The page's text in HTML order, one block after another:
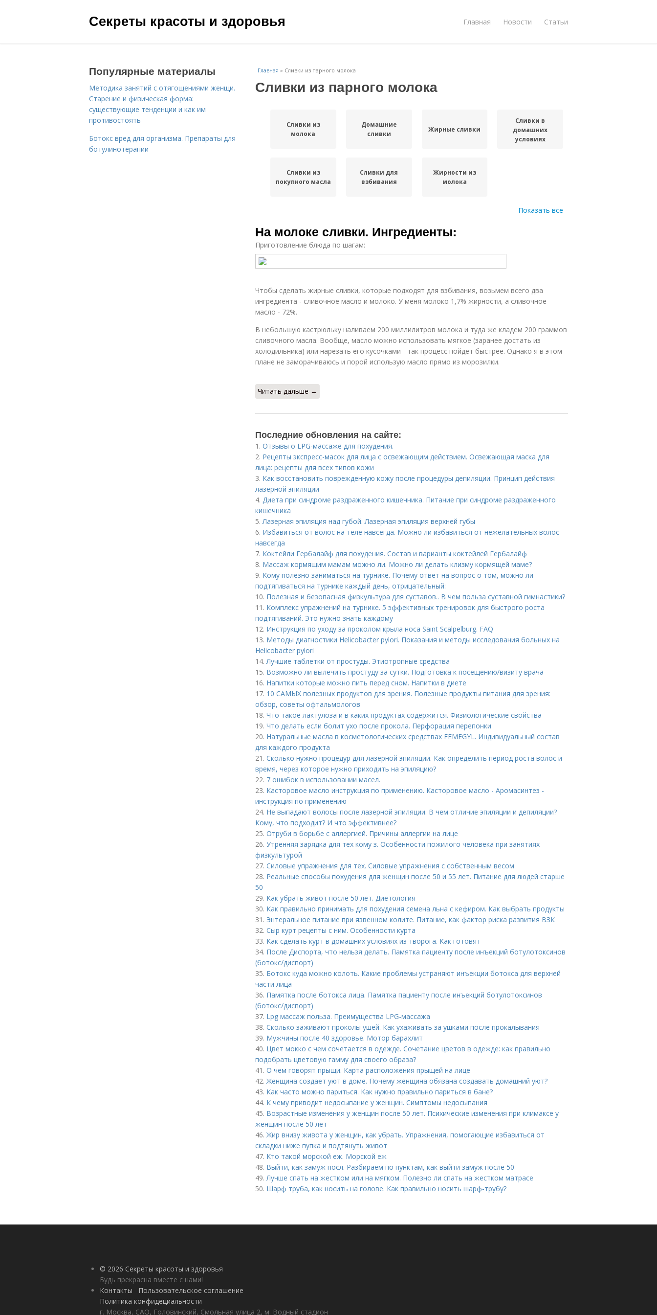
Секреты красоты и здоровья Главная Новости Статьи
Главная » Сливки из парного молока
Сливки из парного молока
Сливки из
молока
Домашние
сливки
Жирные сливки
Сливки в
домашних
условиях
Сливки из
покупного масла
Сливки для
взбивания
Жирности из
молока
Показать все
На молоке сливки. Ингредиенты:
Приготовление блюда по шагам:
Чтобы сделать жирные сливки, которые подходят для взбивания, возьмем всего два
ингредиента - сливочное масло и молоко. У меня молоко 1,7% жирности, а сливочное
масло - 72%.
В небольшую кастрюльку наливаем 200 миллилитров молока и туда же кладем 200 граммов
сливочного масла. Вообще, масло можно использовать мягкое (заранее достать из
холодильника) или нарезать его кусочками - так процесс пойдет быстрее. Однако я в этом
плане не заморачиваюсь и порой использую масло прямо из морозилки.
Читать дальше →
Последние обновления на сайте:
1. Отзывы о LPG-массаже для похудения.
2. Рецепты экспресс-масок для лица с освежающим действием. Освежающая маска для
лица: рецепты для всех типов кожи
3. Как восстановить поврежденную кожу после процедуры депиляции. Принцип действия
лазерной эпиляции
4. Диета при синдроме раздраженного кишечника. Питание при синдроме раздраженного
кишечника
5.Лазерная эпиляция над губой. Лазерная эпиляция верхней губы
6. Избавиться от волос на теле навсегда. Можно ли избавиться от нежелательных волос
навсегда
7. Коктейли Гербалайф для похудения. Состав и варианты коктейлей Гербалайф
8. Массаж кормящим мамам можно ли. Можно ли делать клизму кормящей маме?
9. Кому полезно заниматься на турнике. Почему ответ на вопрос о том, можно ли
подтягиваться на турнике каждый день, отрицательный:
10. Полезная и безопасная физкультура для суставов.. В чем польза суставной гимнастики?
11. Комплекс упражнений на турнике. 5 эффективных тренировок для быстрого роста
подтягиваний. Это нужно знать каждому
12. Инструкция по уходу за проколом крыла носа Saint Scalpelburg. FAQ
13. Методы диагностики Helicobacter pylori. Показания и методы исследования больных на
Helicobacter pylori
14.Лучшие таблетки от простуды. Этиотропные средства
15. Возможно ли вылечить простуду за сутки. Подготовка к посещению/визиту врача
16. Напитки которые можно пить перед сном. Напитки в диете
17. 10 САМЫХ полезных продуктов для зрения. Полезные продукты питания для зрения:
обзор, советы офтальмологов
18. Что такое лактулоза и в каких продуктах содержится. Физиологические свойства
19. Что делать если болит ухо после прокола. Перфорация перепонки
20. Натуральные масла в косметологических средствах FEMEGYL. Индивидуальный состав
для каждого продукта
21. Сколько нужно процедур для лазерной эпиляции. Как определить период роста волос и
время, через которое нужно приходить на эпиляцию?
22. 7 ошибок в использовании масел.
23. Касторовое масло инструкция по применению. Касторовое масло - Аромасинтез -
инструкция по применению
24. Не выпадают волосы после лазерной эпиляции. В чем отличие эпиляции и депиляции?
Кому, что подходит? И что эффективнее?
25. Отруби в борьбе с аллергией. Причины аллергии на лице
26. Утренняя зарядка для тех кому з. Особенности пожилого человека при занятиях
физкультурой
27. Силовые упражнения для тех. Силовые упражнения с собственным весом
28. Реальные способы похудения для женщин после 50 и 55 лет. Питание для людей старше
50
29. Как убрать живот после 50 лет. Диетология
30. Как правильно принимать для похудения семена льна с кефиром. Как выбрать продукты
31. Энтеральное питание при язвенном колите. Питание, как фактор риска развития ВЗК
32. Сыр курт рецепты с ним. Особенности курта
33. Как сделать курт в домашних условиях из творога. Как готовят
34. После Диспорта, что нельзя делать. Памятка пациенту после инъекций ботулотоксинов
(ботокс/диспорт)
35. Ботокс куда можно колоть. Какие проблемы устраняют инъекции ботокса для верхней
части лица
36. Памятка после ботокса лица. Памятка пациенту после инъекций ботулотоксинов
(ботокс/диспорт)
37. Lpg массаж польза. Преимущества LPG-массажа
38. Сколько заживают проколы ушей. Как ухаживать за ушками после прокалывания
39. Мужчины после 40 здоровье. Мотор барахлит
40. Цвет мокко с чем сочетается в одежде. Сочетание цветов в одежде: как правильно
подобрать цветовую гамму для своего образа?
41. О чем говорят прыщи. Карта расположения прыщей на лице
42.Женщина создает уют в доме. Почему женщина обязана создавать домашний уют?
43. Как часто можно париться. Как нужно правильно париться в бане?
44. К чему приводит недосыпание у женщин. Симптомы недосыпания
45. Возрастные изменения у женщин после 50 лет. Психические изменения при климаксе у
женщин после 50 лет
46.Жир внизу живота у женщин, как убрать. Упражнения, помогающие избавиться от
складки ниже пупка и подтянуть живот
47. Кто такой морской еж. Морской еж
48. Выйти, как замуж посл. Разбираем по пунктам, как выйти замуж после 50
49.Лучше спать на жестком или на мягком. Полезно ли спать на жестком матрасе
50. Шарф труба, как носить на голове. Как правильно носить шарф-трубу?
Популярные материалы
Методика занятий с отягощениями женщи.
Старение и физическая форма:
существующие тенденции и как им
противостоять
Ботокс вред для организма. Препараты для
ботулинотерапии
© 2026 Секреты красоты и здоровья
Будь прекрасна вместе с нами!
Контакты
Пользовательское соглашение
Политика конфидециальности
г. Москва, САО, Головинский, Смольная улица 2, м. Водный стадион